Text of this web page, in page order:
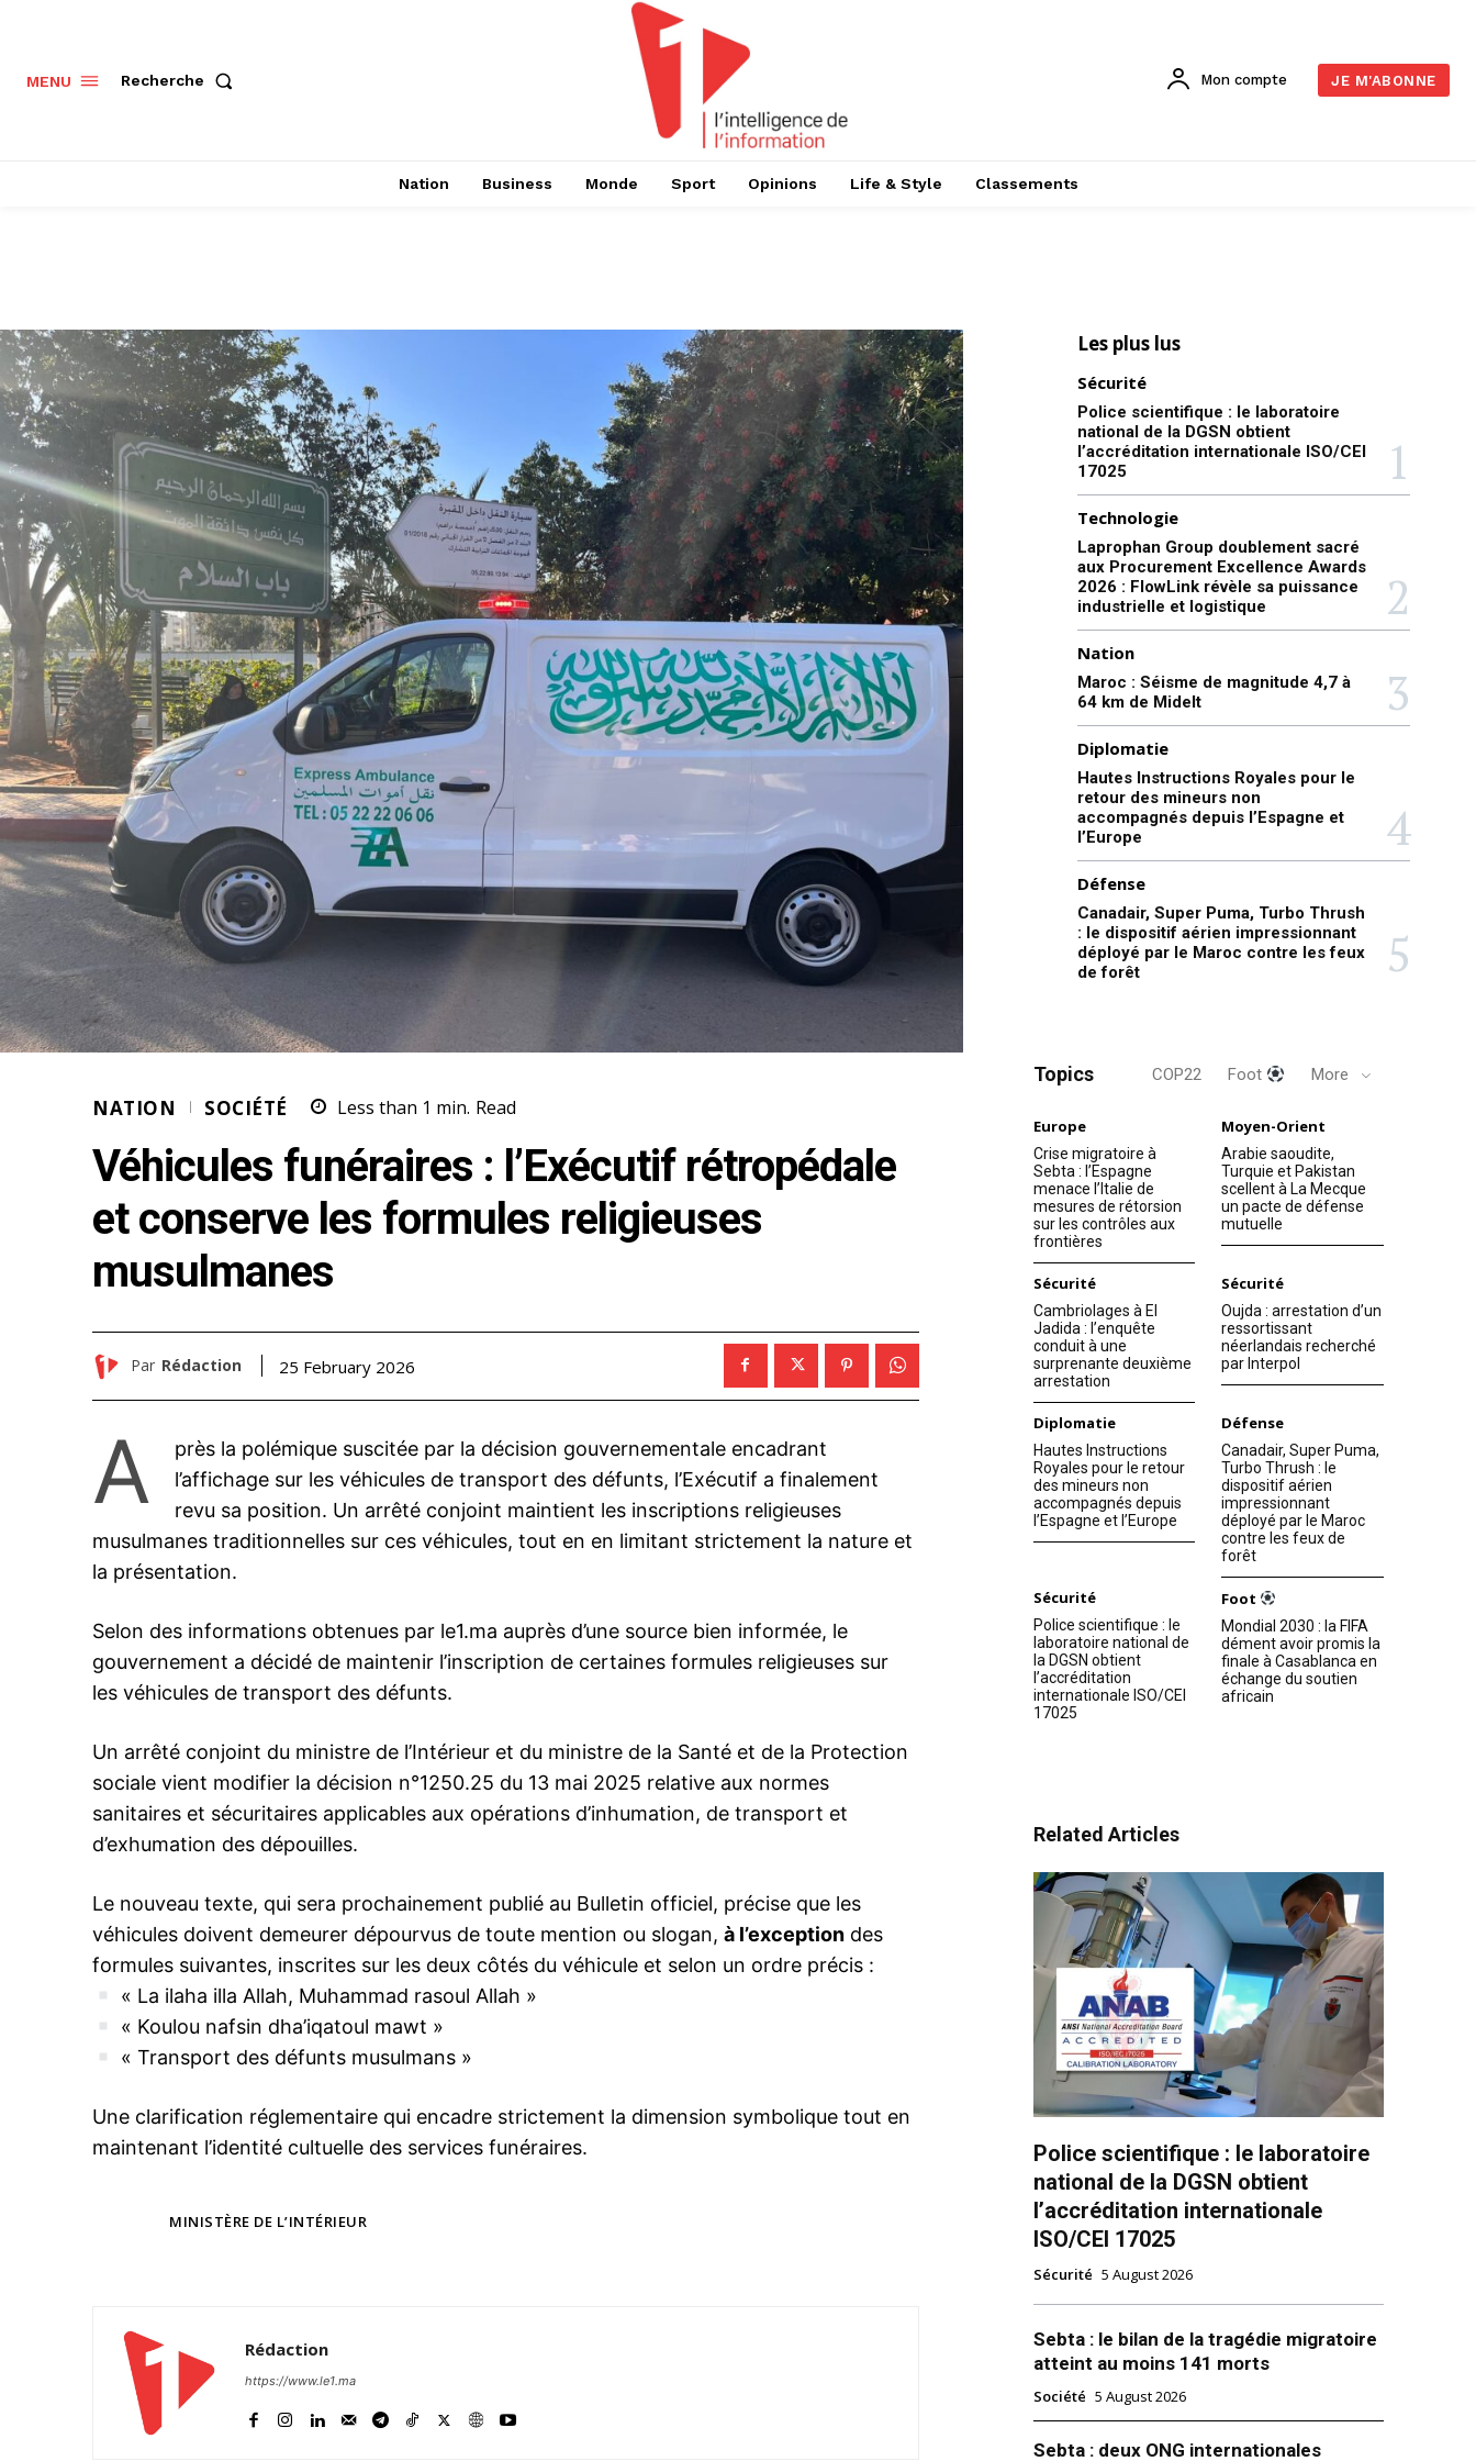
l'intelligence de
l'information
MENU Recherche Mon compte JE M'ABONNE
Nation Business Monde Sport Opinions Life & Style Classements
NATION SOCIÉTÉ Less than 1 min. Read
Véhicules funéraires : l’Exécutif rétropédale
et conserve les formules religieuses
musulmanes
Par Rédaction 25 February 2026
A
près la polémique suscitée par la décision gouvernementale encadrant
l’affichage sur les véhicules de transport des défunts, l’Exécutif a finalement
revu sa position. Un arrêté conjoint maintient les inscriptions religieuses
musulmanes traditionnelles sur ces véhicules, tout en en limitant strictement la nature et
la présentation.
Selon des informations obtenues par le1.ma auprès d’une source bien informée, le
gouvernement a décidé de maintenir l’inscription de certaines formules religieuses sur
les véhicules de transport des défunts.
Un arrêté conjoint du ministre de l’Intérieur et du ministre de la Santé et de la Protection
sociale vient modifier la décision n°1250.25 du 13 mai 2025 relative aux normes
sanitaires et sécuritaires applicables aux opérations d’inhumation, de transport et
d’exhumation des dépouilles.
Le nouveau texte, qui sera prochainement publié au Bulletin officiel, précise que les
véhicules doivent demeurer dépourvus de toute mention ou slogan, à l’exception des
formules suivantes, inscrites sur les deux côtés du véhicule et selon un ordre précis :
« La ilaha illa Allah, Muhammad rasoul Allah »
« Koulou nafsin dha’iqatoul mawt »
« Transport des défunts musulmans »
Une clarification réglementaire qui encadre strictement la dimension symbolique tout en
maintenant l’identité cultuelle des services funéraires.
MINISTÈRE DE L’INTÉRIEUR
Rédaction
https://www.le1.ma
Les plus lus
Sécurité
Police scientifique : le laboratoire
national de la DGSN obtient
l’accréditation internationale ISO/CEI
17025
Technologie
Laprophan Group doublement sacré
aux Procurement Excellence Awards
2026 : FlowLink révèle sa puissance
industrielle et logistique
Nation
Maroc : Séisme de magnitude 4,7 à
64 km de Midelt
Diplomatie
Hautes Instructions Royales pour le
retour des mineurs non
accompagnés depuis l’Espagne et
l’Europe
Défense
Canadair, Super Puma, Turbo Thrush
: le dispositif aérien impressionnant
déployé par le Maroc contre les feux
de forêt
Topics COP22 Foot More
Europe
Crise migratoire à
Sebta : l’Espagne
menace l’Italie de
mesures de rétorsion
sur les contrôles aux
frontières
Moyen-Orient
Arabie saoudite,
Turquie et Pakistan
scellent à La Mecque
un pacte de défense
mutuelle
Sécurité
Cambriolages à El
Jadida : l’enquête
conduit à une
surprenante deuxième
arrestation
Sécurité
Oujda : arrestation d’un
ressortissant
néerlandais recherché
par Interpol
Diplomatie
Hautes Instructions
Royales pour le retour
des mineurs non
accompagnés depuis
l’Espagne et l’Europe
Défense
Canadair, Super Puma,
Turbo Thrush : le
dispositif aérien
impressionnant
déployé par le Maroc
contre les feux de
forêt
Sécurité
Police scientifique : le
laboratoire national de
la DGSN obtient
l’accréditation
internationale ISO/CEI
17025
Foot
Mondial 2030 : la FIFA
dément avoir promis la
finale à Casablanca en
échange du soutien
africain
Related Articles
Police scientifique : le laboratoire
national de la DGSN obtient
l’accréditation internationale
ISO/CEI 17025
Sécurité 5 August 2026
Sebta : le bilan de la tragédie migratoire
atteint au moins 141 morts
Société 5 August 2026
Sebta : deux ONG internationales